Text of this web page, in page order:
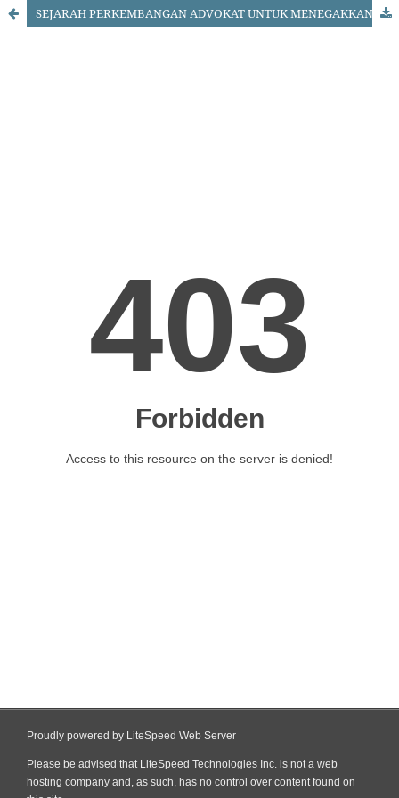
SEJARAH PERKEMBANGAN ADVOKAT UNTUK MENEGAKKAN KEADILAN DI INDONESIA